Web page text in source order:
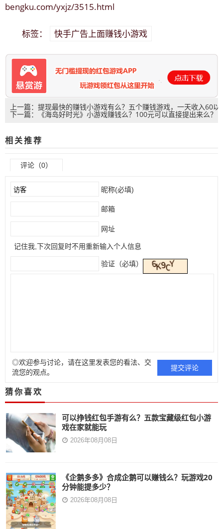
bengku.com/yxjz/3515.html
标签： 快手广告上面赚钱小游戏
上一篇：提现最快的赚钱小游戏有么？五个赚钱游戏，一天收入60以
上
下一篇：《海岛好时光》小游戏赚钱么？100元可以直接提出来么？
相关推荐
评论（0）
昵称(必填)
邮箱
网址
记住我,下次回复时不用重新输入个人信息
验证（必填）
◎欢迎参与讨论，请在这里发表您的看法、交
流您的观点。
猜你喜欢
可以挣钱红包手游有么？五款宝藏级红包小游
戏在家就能玩
2026年08月08日
《企鹅多多》合成企鹅可以赚钱么？玩游戏20
分钟能提多少？
2026年08月08日